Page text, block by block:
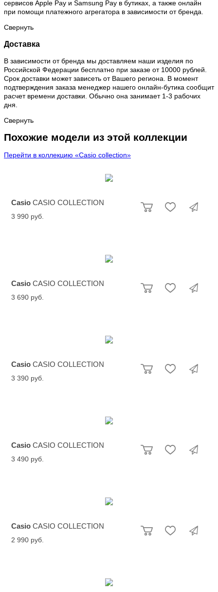
сервисов Apple Pay и Samsung Pay в бутиках, а также онлайн
при помощи платежного агрегатора в зависимости от бренда.
Свернуть
Доставка
В зависимости от бренда мы доставляем наши изделия по
Российской Федерации бесплатно при заказе от 10000 рублей.
Срок доставки может зависеть от Вашего региона. В момент
подтверждения заказа менеджер нашего онлайн-бутика сообщит
расчет времени доставки. Обычно она занимает 1-3 рабочих
дня.
Свернуть
Похожие модели из этой коллекции
Перейти в коллекцию «Casio collection»
Casio CASIO COLLECTION
3 990 руб.
Casio CASIO COLLECTION
3 690 руб.
Casio CASIO COLLECTION
3 390 руб.
Casio CASIO COLLECTION
3 490 руб.
Casio CASIO COLLECTION
2 990 руб.